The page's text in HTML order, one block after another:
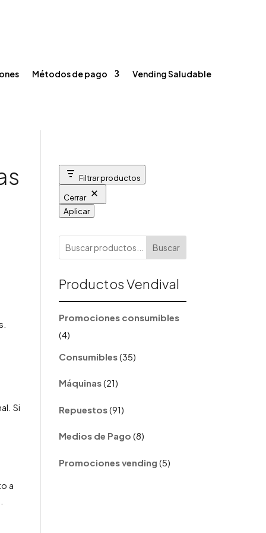
Métodos de pago Vending Saludable
Si
a
Filtrar productos
Cerrar
Aplicar
Buscar
Productos Vendival
Promociones consumibles
44
Consumibles 3535
productos
Máquinas 2121
productos
Repuestos 9191
productos
Medios de Pago 88
productos
Promociones vending 55
productos